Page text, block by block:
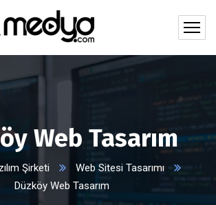
Web Tasarım
Şirketi
Web Sitesi Tasarımı
Düzköy Web Tasarım